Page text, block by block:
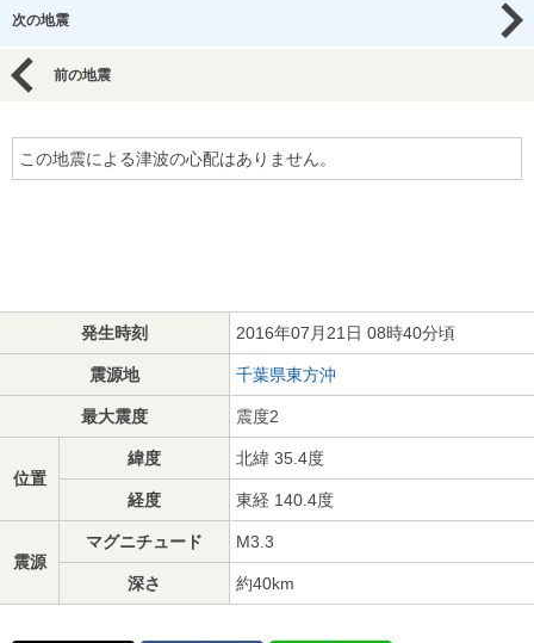
次の地震
前の地震
この地震による津波の心配はありません。
発生時刻 2016年07月21日 08時40分頃
震源地 千葉県東方沖
最大震度 震度2
位置
緯度 北緯 35.4度
経度 東経 140.4度
震源
マグニチュード M3.3
深さ 約40km